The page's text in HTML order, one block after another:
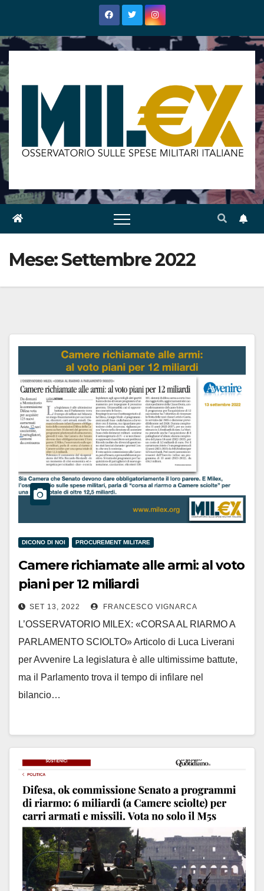
contenuto
Mese:Settembre 2022
DICONO DI NOI PROCUREMENT MILITARE
Camere richiamate alle armi: al voto
piani per 12 miliardi
SET 13, 2022 FRANCESCO VIGNARCA
L’OSSERVATORIO MILEX: «CORSA AL RIARMO A
PARLAMENTO SCIOLTO» Articolo di Luca Liverani
per Avvenire La legislatura è alle ultimissime battute,
ma il Parlamento trova il tempo di infilare nel
bilancio…